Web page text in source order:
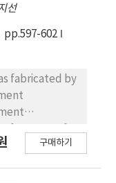
높게 나타났
식물플랑크톤의
석된다. 가막만
Chl.a의 영향이
류에게 공급 가
물이 비교적 크
선
pp.597-602
fabricated by
slag (BFS)
구매하기